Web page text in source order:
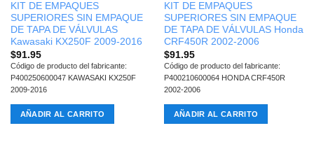
KIT DE EMPAQUES
SUPERIORES SIN EMPAQUE
DE TAPA DE VÁLVULAS
Kawasaki KX250F 2009-2016
$91.95
Código de producto del fabricante:
P400250600047 KAWASAKI KX250F
2009-2016
AÑADIR AL CARRITO
KIT DE EMPAQUES
SUPERIORES SIN EMPAQUE
DE TAPA DE VÁLVULAS Honda
CRF450R 2002-2006
$91.95
Código de producto del fabricante:
P400210600064 HONDA CRF450R
2002-2006
AÑADIR AL CARRITO